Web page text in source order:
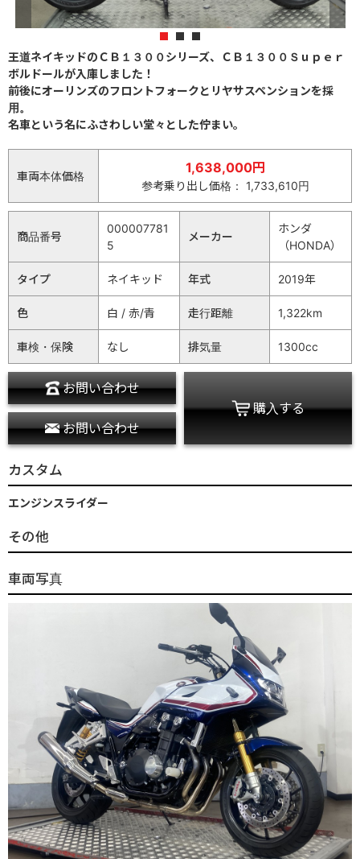
1 2
王道ネイキッドのＣＢ１３００シリーズ、ＣＢ１３００Ｓｕｐｅｒ
ボルドールが入庫しました！
前後にオーリンズのフロントフォークとリヤサスペンションを採
用。
名車という名にふさわしい堂々とした佇まい。
車両本体価格
1,638,000円
参考乗り出し価格： 1,733,610円
商品番号
000007781
5
メーカー
ホンダ
（HONDA）
タイプ ネイキッド 年式 2019年
色 白 / 赤/青 走行距離 1,322km
車検・保険 なし 排気量 1300cc
お問い合わせ
お問い合わせ
購入する
カスタム
エンジンスライダー
その他
車両写真